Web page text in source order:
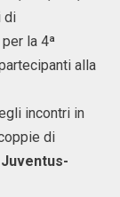
di
la 4ª
alla
incontri in
di